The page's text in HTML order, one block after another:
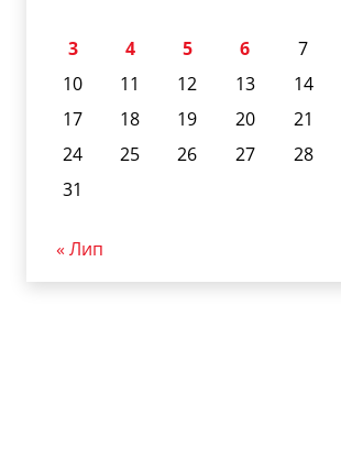
3
4 5 6 7
10
11 12 13 14
17
18 19 20 21
24
25 26 27 28
31
« Лип